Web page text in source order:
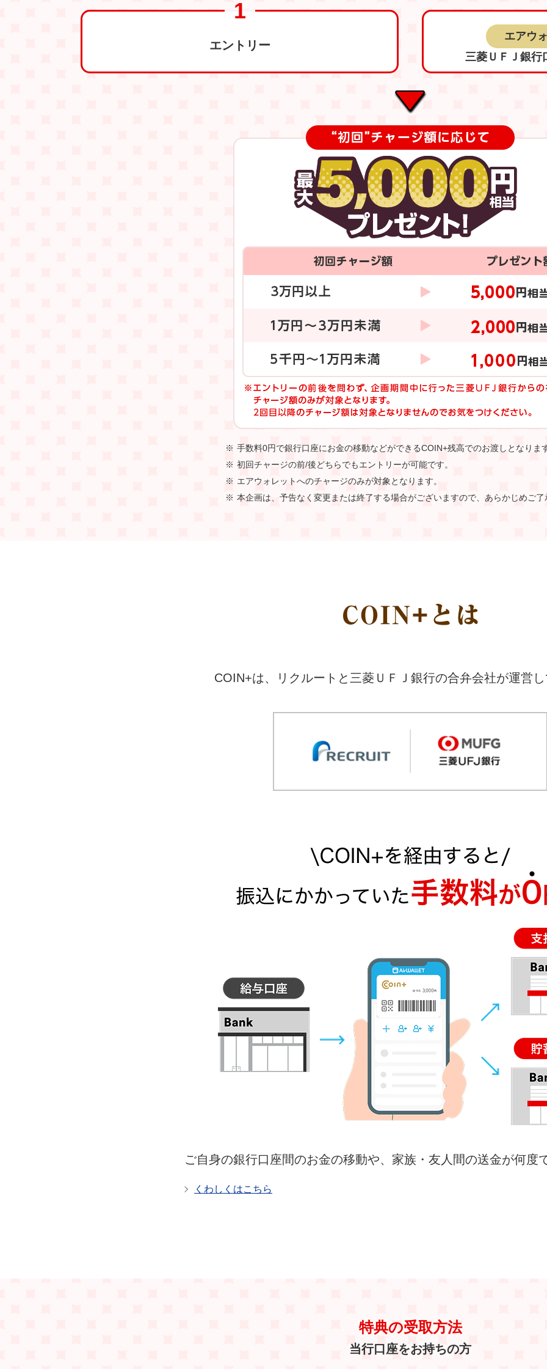
エントリー
エアウ
三菱ＵＦＪ銀行
手数料0円で銀行口座にお金の移動などができるCOIN+残高でのお渡しとなります
初回チャージの前/後どちらでもエントリーが可能です。
エアウォレットへのチャージのみが対象となります。
本企画は、予告なく変更または終了する場合がございますので、あらかじめご了
COIN+は、リクルートと三菱ＵＦＪ銀行の合弁会社が運営し
ご自身の銀行口座間のお金の移動や、家族・友人間の送金が何度
くわしくはこちら
特典の受取方法
当行口座をお持ちの方